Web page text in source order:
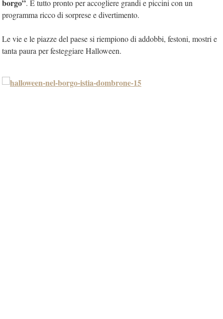
borgo”. È tutto pronto per accogliere grandi e piccini con un
programma ricco di sorprese e divertimento.
Le vie e le piazze del paese si riempiono di addobbi, festoni, mostri e
tanta paura per festeggiare Halloween.